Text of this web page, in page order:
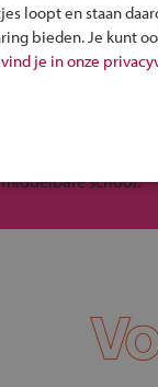
school.
loopt en staan
bieden. Je kunt
je in onze